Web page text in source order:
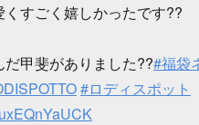
くすごく嬉しかったです??
甲斐がありました??#福袋
#ロディスポット